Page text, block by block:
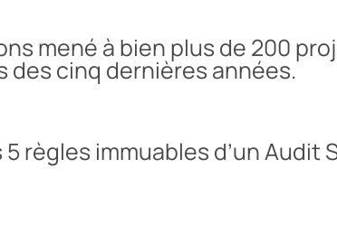
mené à bien plus de 200
des cinq dernières années.
règles immuables d’un Audit